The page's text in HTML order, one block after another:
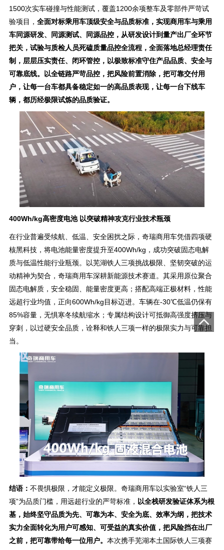
1500次实车碰撞与性能测试，覆盖1200余项整车及零部件严苛试
验项目， 全面对标乘用车顶级安全与品质标准，实现商用车与乘用
车同源研发、同源测试、同源品控，从研发设计到量产出厂全环节
把关，试验与质检人员死磕质量品控全流程，全面落地总经理责任
制，层层压实责任、闭环管控，以极致标准守住产品品质、安全与
可靠底线。以全链路严苛品控，把风险前置消除，把可靠交付用
户，让每一台车都具备稳定如一的高品质表现，让每一台下线车
辆，都历经极限试炼的品质验证。
400Wh/kg高密度电池 以突破精神攻克行业技术瓶颈
在行业普遍受续航、低温、安全困扰之际，奇瑞商用车凭借四项硬
核黑科技，将电池能量密度提升至400Wh/kg，成功突破固态电解
质与低温性能行业瓶颈。以芜湖铁人三项挑战极限、坚韧突破的运
动精神为契合，奇瑞商用车深耕新能源技术赛道。其采用原位聚合
固态电解质，安全稳固、能量密度更高；搭配高端正极材料，性能
远超行业均值，正向600Wh/kg目标迈进。车辆在-30℃低温仍保有
85%容量，无惧寒冬续航缩水；专属结构设计可抵御高强度挤压与
穿刺，以过硬安全品质，诠释和铁人三项一样的极限实力与可靠担
当。
结语： 不畏惧极限，才能定义极限。奇瑞商用车以实验室“铁人三
项”为品质门槛，用远超行业的严苛标准， 以全栈研发验证体系为根
基，始终坚守品质为先、可靠为本、安全为底、效率为纲，把技术
实力全面转化为用户可感知、可受益的真实价值，把风险挡在出厂
之前，把可靠带给每一位用户。 本次携手芜湖本土国际铁人三项赛